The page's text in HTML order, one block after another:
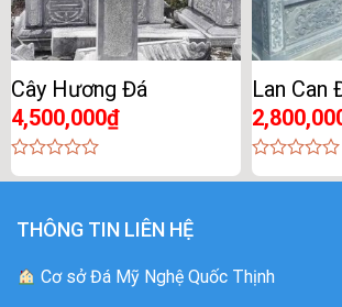
Cây Hương Đá
4,500,000₫
0
5
Lan Can
0
THÔNG TIN LIÊN HỆ
Cơ sở Đá Mỹ Nghệ Quốc Thịnh